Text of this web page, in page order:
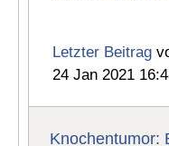
Letzter Beitrag
24 Jan 2021
Knochentumor: